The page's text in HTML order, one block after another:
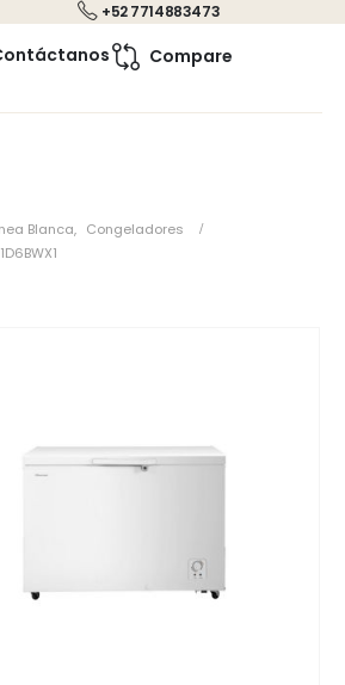
+52 7714883473
Compare
Blanca, Congeladores